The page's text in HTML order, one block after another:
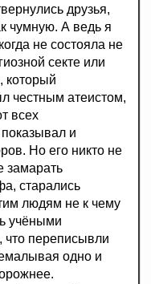
друзья,
чумную. А ведь я
не состояла не
секте или
который
честным атеистом,
всех
и
Но его никто не
замарать
старались
людям не к чему
учёными
что переписывли
одно и